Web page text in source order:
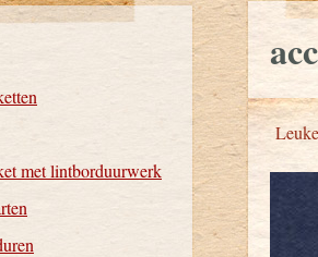
met lintborduurwerk